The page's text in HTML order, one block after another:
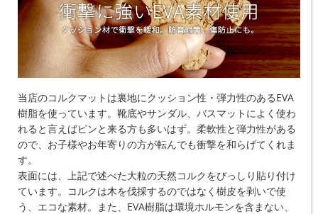
当店のコルクマットは裏地にクッション性・弾力性のあるEVA
樹脂を使っています。靴底やサンダル、バスマットによく使わ
れると言えばピンと来る方も多いはず。柔軟性と弾力性がある
ので、お子様やお年寄りの方が転んでも衝撃を和らげてくれま
す。
表面には、上記で述べた大粒の天然コルクをびっしり貼り付け
ています。コルクは木を伐採するのではなく樹皮を剥いで使
う、エコな素材。また、EVA樹脂は環境ホルモンを含まない、